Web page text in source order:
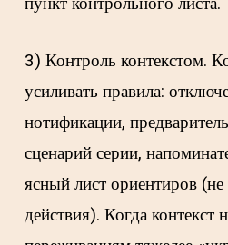
3) Контроль контекстом.
усиливать правила:
нотификации,
сценарий серии,
ясный лист ориентиров (не
действия). Когда контекст